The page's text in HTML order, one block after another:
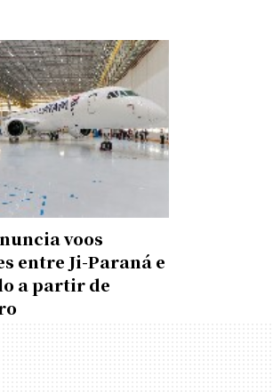
voos
entre Ji-Paraná e
a partir de